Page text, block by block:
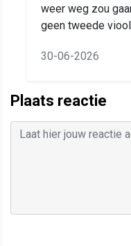
weer weg zou
geen tweede
30-06-2026
Plaats reactie